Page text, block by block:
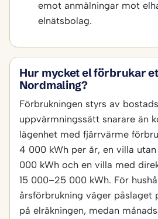
emot anmälningar mot
elnätsbolag.
Hur mycket el förbrukar
Nordmaling?
Förbrukningen styrs av
uppvärmningssätt snarare än
lägenhet med fjärrvärme
4 000 kWh per år, en villa
000 kWh och en villa med
15 000–25 000 kWh. För
årsförbrukning väger påslaget
på elräkningen, medan